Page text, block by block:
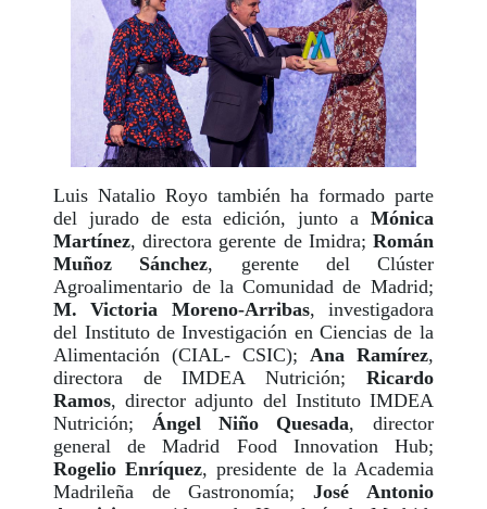
Luis Natalio Royo también ha formado parte
del jurado de esta edición, junto a Mónica
Martínez, directora gerente de Imidra; Román
Muñoz Sánchez, gerente del Clúster
Agroalimentario de la Comunidad de Madrid;
M. Victoria Moreno-Arribas, investigadora
del Instituto de Investigación en Ciencias de la
Alimentación (CIAL- CSIC); Ana Ramírez,
directora de IMDEA Nutrición; Ricardo
Ramos, director adjunto del Instituto IMDEA
Nutrición; Ángel Niño Quesada, director
general de Madrid Food Innovation Hub;
Rogelio Enríquez, presidente de la Academia
Madrileña de Gastronomía;José Antonio